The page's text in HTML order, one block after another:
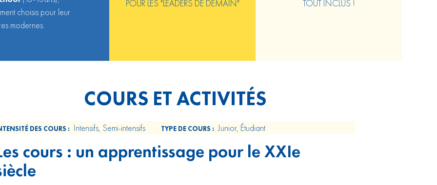
choisis pour leur
modernes.
POUR LES "LEADERS DE DEMAIN"
TOUT INCLUS !
COURS ET ACTIVITÉS
DES COURS : Intensifs, Semi-intensifs TYPE DE COURS : Junior, Étudiant
cours : un apprentissage pour le XXIe